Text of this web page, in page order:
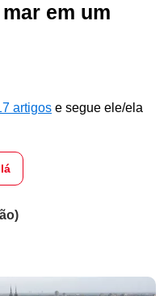
em um
artigos e segue ele/ela